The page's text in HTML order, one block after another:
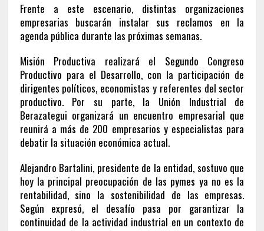
Frente a este escenario, distintas organizaciones
empresarias buscarán instalar sus reclamos en la
agenda pública durante las próximas semanas.
Misión Productiva realizará el Segundo Congreso
Productivo para el Desarrollo, con la participación de
dirigentes políticos, economistas y referentes del sector
productivo. Por su parte, la Unión Industrial de
Berazategui organizará un encuentro empresarial que
reunirá a más de 200 empresarios y especialistas para
debatir la situación económica actual.
Alejandro Bartalini, presidente de la entidad, sostuvo que
hoy la principal preocupación de las pymes ya no es la
rentabilidad, sino la sostenibilidad de las empresas.
Según expresó, el desafío pasa por garantizar la
continuidad de la actividad industrial en un contexto de